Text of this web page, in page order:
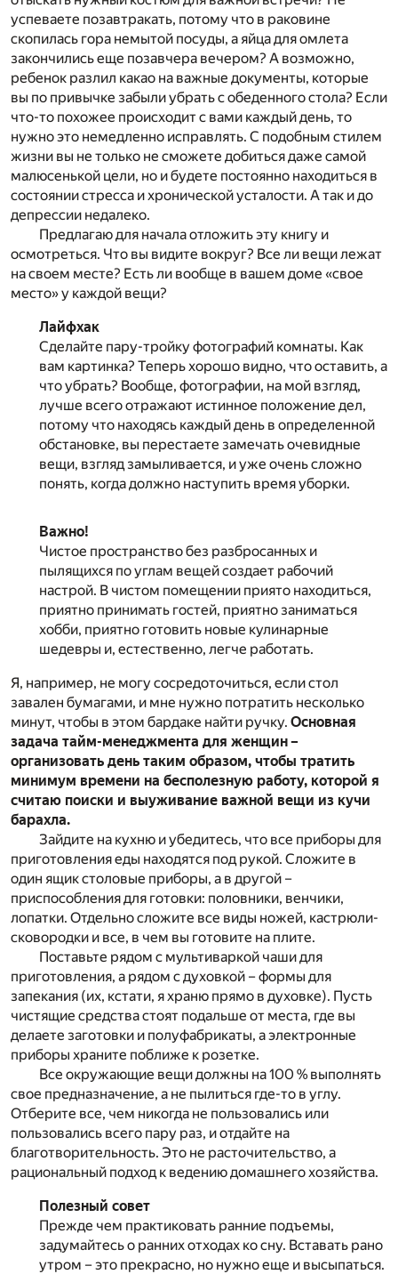
успеваете позавтракать, потому что в раковине
скопилась гора немытой посуды, а яйца для омлета
закончились еще позавчера вечером? А возможно,
ребенок разлил какао на важные документы, которые
вы по привычке забыли убрать с обеденного стола? Если
что-то похожее происходит с вами каждый день, то
нужно это немедленно исправлять. С подобным стилем
жизни вы не только не сможете добиться даже самой
малюсенькой цели, но и будете постоянно находиться в
состоянии стресса и хронической усталости. А так и до
депрессии недалеко.
Предлагаю для начала отложить эту книгу и
осмотреться. Что вы видите вокруг? Все ли вещи лежат
на своем месте? Есть ли вообще в вашем доме «свое
место» у каждой вещи?
Лайфхак
Сделайте пару-тройку фотографий комнаты. Как
вам картинка? Теперь хорошо видно, что оставить, а
что убрать? Вообще, фотографии, на мой взгляд,
лучше всего отражают истинное положение дел,
потому что находясь каждый день в определенной
обстановке, вы перестаете замечать очевидные
вещи, взгляд замыливается, и уже очень сложно
понять, когда должно наступить время уборки.
Важно!
Чистое пространство без разбросанных и
пылящихся по углам вещей создает рабочий
настрой. В чистом помещении приято находиться,
приятно принимать гостей, приятно заниматься
хобби, приятно готовить новые кулинарные
шедевры и, естественно, легче работать.
Я, например, не могу сосредоточиться, если стол
завален бумагами, и мне нужно потратить несколько
минут, чтобы в этом бардаке найти ручку. Основная
задача тайм-менеджмента для женщин –
организовать день таким образом, чтобы тратить
минимум времени на бесполезную работу, которой я
считаю поиски и выуживание важной вещи из кучи
барахла.
Зайдите на кухню и убедитесь, что все приборы для
приготовления еды находятся под рукой. Сложите в
один ящик столовые приборы, а в другой –
приспособления для готовки: половники, венчики,
лопатки. Отдельно сложите все виды ножей, кастрюли-
сковородки и все, в чем вы готовите на плите.
Поставьте рядом с мультиваркой чаши для
приготовления, а рядом с духовкой – формы для
запекания (их, кстати, я храню прямо в духовке). Пусть
чистящие средства стоят подальше от места, где вы
делаете заготовки и полуфабрикаты, а электронные
приборы храните поближе к розетке.
Все окружающие вещи должны на 100 % выполнять
свое предназначение, а не пылиться где-то в углу.
Отберите все, чем никогда не пользовались или
пользовались всего пару раз, и отдайте на
благотворительность. Это не расточительство, а
рациональный подход к ведению домашнего хозяйства.
Полезный совет
Прежде чем практиковать ранние подъемы,
задумайтесь о ранних отходах ко сну. Вставать рано
утром – это прекрасно, но нужно еще и высыпаться.